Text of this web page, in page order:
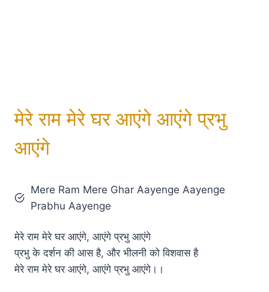
मेरे राम मेरे घर आएंगे आएंगे प्रभु
आएंगे
Mere Ram Mere Ghar Aayenge Aayenge
Prabhu Aayenge
मेरे राम मेरे घर आएंगे, आएंगे प्रभु आएंगे
प्रभु के दर्शन की आस है, और भीलनी को विशवास है
मेरे राम मेरे घर आएंगे, आएंगे प्रभु आएंगे।।